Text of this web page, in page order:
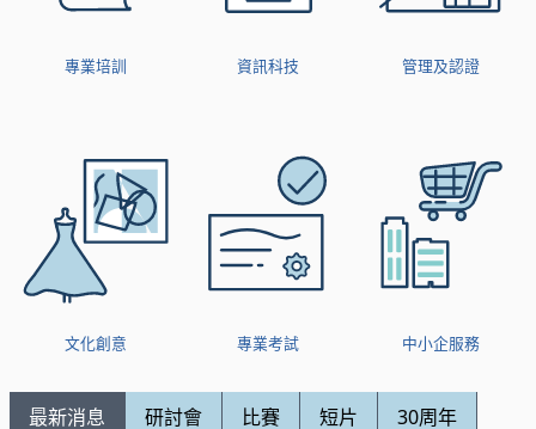
專業培訓 資訊科技 管理及認證
文化創意 專業考試 中小企服務
最新消息 研討會 比賽 短片
30周年